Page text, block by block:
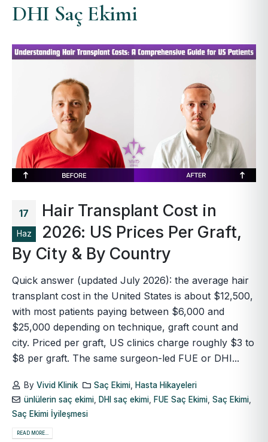
DHI Saç Ekimi
17
Haz
Hair Transplant Cost in
2026: US Prices Per Graft,
By City & By Country
Quick answer (updated July 2026): the average hair
transplant cost in the United States is about $12,500,
with most patients paying between $6,000 and
$25,000 depending on technique, graft count and
city. Priced per graft, US clinics charge roughly $3 to
$8 per graft. The same surgeon-led FUE or DHI...
By Vivid Klinik Saç Ekimi Hasta Hikayeleri
ünlülerin saç ekimi, DHI saç ekimi, FUE Saç Ekimi, Saç Ekimi,
Saç Ekimi İyileşmesi
READ MORE...